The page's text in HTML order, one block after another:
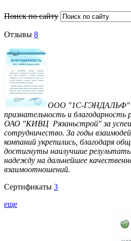
Поиск по сайту
Отзывы 8
ООО "1С-ГЭНДАЛЬФ"
признательность и благодарность
ОАО "КИВЦ Рязаньстрой" за
сотрудничество. За годы
компаний укрепились, благодаря
достигнуты наилучшие
надежду на дальнейшее
взаимоотношений.
Сертификаты 3
еще